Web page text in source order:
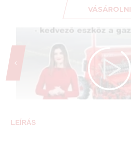
VÁSÁROLNI
LEÍRÁS